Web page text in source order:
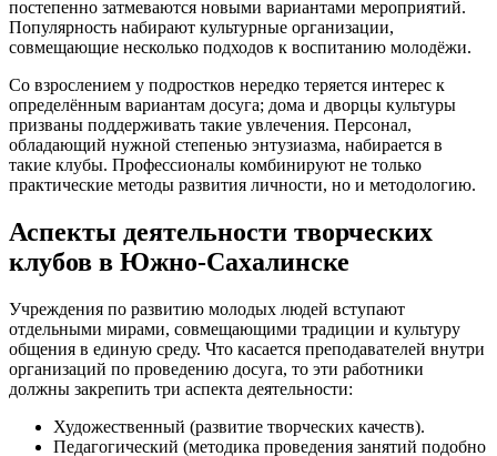
постепенно затмеваются новыми вариантами мероприятий.
Популярность набирают культурные организации,
совмещающие несколько подходов к воспитанию молодёжи.
Со взрослением у подростков нередко теряется интерес к
определённым вариантам досуга; дома и дворцы культуры
призваны поддерживать такие увлечения. Персонал,
обладающий нужной степенью энтузиазма, набирается в
такие клубы. Профессионалы комбинируют не только
практические методы развития личности, но и методологию.
Аспекты деятельности творческих
клубов в Южно-Сахалинске
Учреждения по развитию молодых людей вступают
отдельными мирами, совмещающими традиции и культуру
общения в единую среду. Что касается преподавателей внутри
организаций по проведению досуга, то эти работники
должны закрепить три аспекта деятельности:
Художественный (развитие творческих качеств).
Педагогический (методика проведения занятий подобно